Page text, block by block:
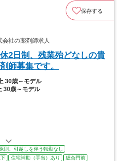
保存する
社の薬剤師求人
2日制、残業殆どなしの貴
師募集です。
30歳～モデル
30歳～モデル
原則、引越しを伴う転勤なし
住宅補助（手当）あり
総合門前